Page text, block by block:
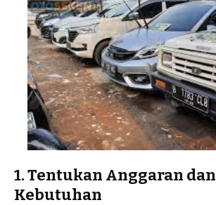
1. Tentukan Anggaran dan
Kebutuhan